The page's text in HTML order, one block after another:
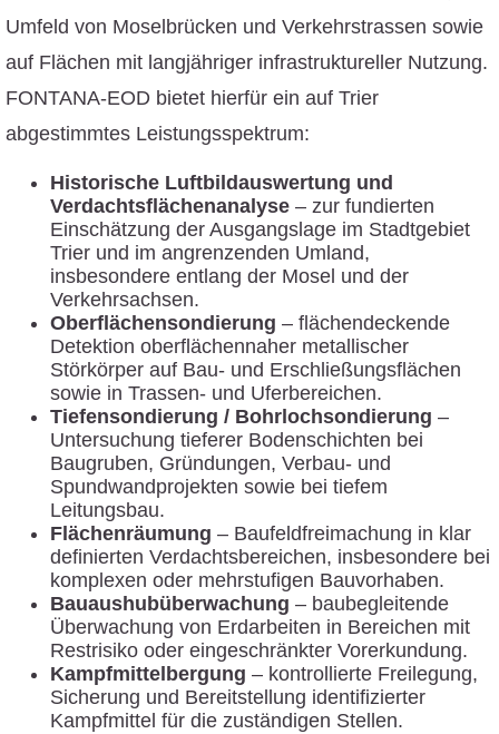
Umfeld von Moselbrücken und Verkehrstrassen sowie
auf Flächen mit langjähriger infrastruktureller Nutzung.
FONTANA-EOD bietet hierfür ein auf Trier
abgestimmtes Leistungsspektrum:
Historische Luftbildauswertung und
Verdachtsflächenanalyse – zur fundierten
Einschätzung der Ausgangslage im Stadtgebiet
Trier und im angrenzenden Umland,
insbesondere entlang der Mosel und der
Verkehrsachsen.
Oberflächensondierung – flächendeckende
Detektion oberflächennaher metallischer
Störkörper auf Bau- und Erschließungsflächen
sowie in Trassen- und Uferbereichen.
Tiefensondierung / Bohrlochsondierung –
Untersuchung tieferer Bodenschichten bei
Baugruben, Gründungen, Verbau- und
Spundwandprojekten sowie bei tiefem
Leitungsbau.
Flächenräumung – Baufeldfreimachung in klar
definierten Verdachtsbereichen, insbesondere bei
komplexen oder mehrstufigen Bauvorhaben.
Bauaushubüberwachung – baubegleitende
Überwachung von Erdarbeiten in Bereichen mit
Restrisiko oder eingeschränkter Vorerkundung.
Kampfmittelbergung – kontrollierte Freilegung,
Sicherung und Bereitstellung identifizierter
Kampfmittel für die zuständigen Stellen.